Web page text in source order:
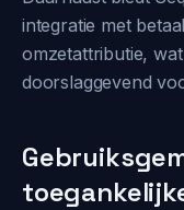
integratie met
omzetattributie,
doorslaggevend